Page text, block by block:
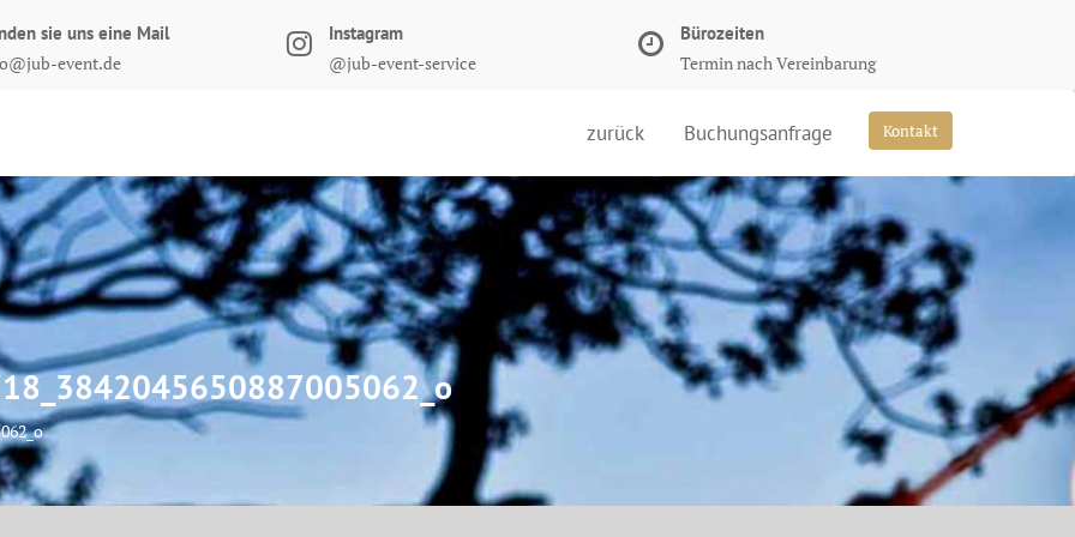
sie uns eine Mail
event.de
Instagram
@jub-event-service
Bürozeiten
Termin nach Vereinbarung
Kontakt
zurück Buchungsanfrage